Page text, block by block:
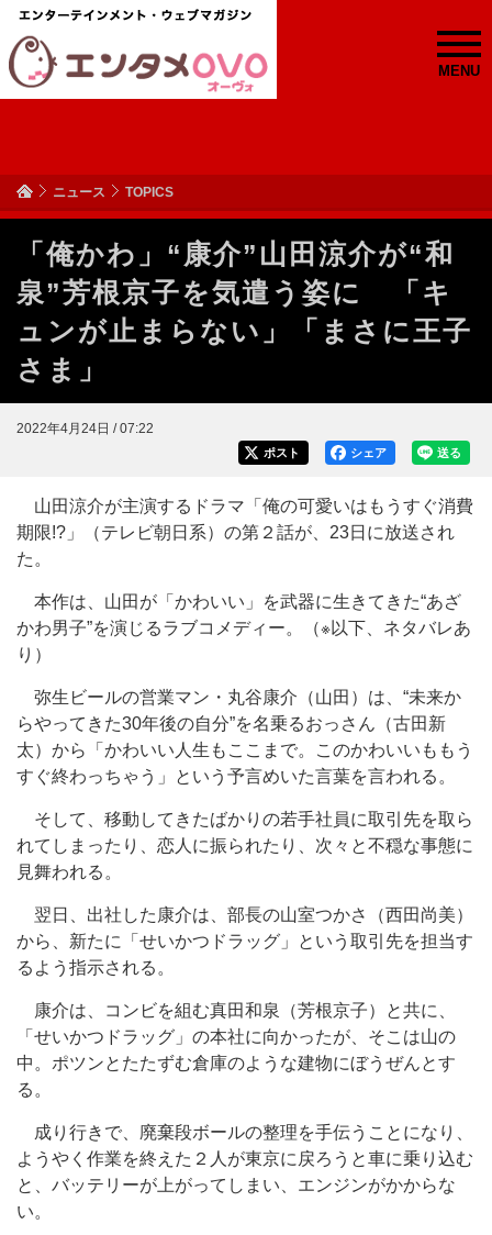
MENU
ニュース TOPICS
「俺かわ」“康介”山田涼介が“和
泉”芳根京子を気遣う姿に 「キ
ュンが止まらない」「まさに王子
さま」
2022年4月24日 / 07:22
送る
シェア
ポスト
山田涼介が主演するドラマ「俺の可愛いはもうすぐ消費
期限!?」（テレビ朝日系）の第２話が、23日に放送され
た。
本作は、山田が「かわいい」を武器に生きてきた“あざ
かわ男子”を演じるラブコメディー。（※以下、ネタバレあ
り）
弥生ビールの営業マン・丸谷康介（山田）は、“未来か
らやってきた30年後の自分”を名乗るおっさん（古田新
太）から「かわいい人生もここまで。このかわいいももう
すぐ終わっちゃう」という予言めいた言葉を言われる。
そして、移動してきたばかりの若手社員に取引先を取ら
れてしまったり、恋人に振られたり、次々と不穏な事態に
見舞われる。
翌日、出社した康介は、部長の山室つかさ（西田尚美）
から、新たに「せいかつドラッグ」という取引先を担当す
るよう指示される。
康介は、コンビを組む真田和泉（芳根京子）と共に、
「せいかつドラッグ」の本社に向かったが、そこは山の
中。ポツンとたたずむ倉庫のような建物にぼうぜんとす
る。
成り行きで、廃棄段ボールの整理を手伝うことになり、
ようやく作業を終えた２人が東京に戻ろうと車に乗り込む
と、バッテリーが上がってしまい、エンジンがかからな
い。